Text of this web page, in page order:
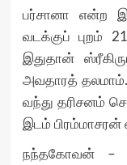
பர்சானா என்ற
வடக்குப் புறம்
இதுதான்
அவதாரத் தலமாம்.
வந்து தரிசனம்
இடம் பிரம்மாசரன்
நந்தகோவன் –